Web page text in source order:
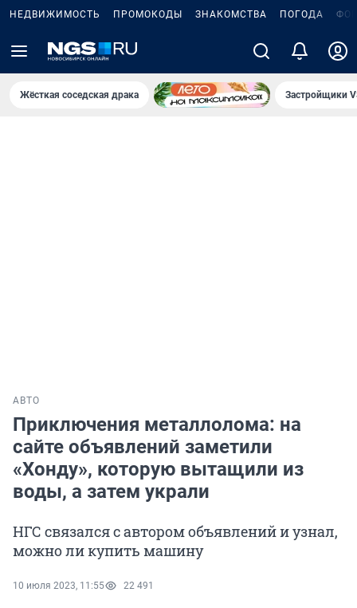
НЕДВИЖИМОСТЬ ПРОМОКОДЫ ЗНАКОМСТВА ПОГОДА
Жёсткая соседская драка Застройщики
АВТО
Приключения металлолома: на
сайте объявлений заметили
«Хонду», которую вытащили из
воды, а затем украли
НГС связался с автором объявлений и узнал,
можно ли купить машину
10 июля 2023, 11:55 22 491